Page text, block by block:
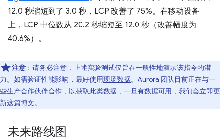
12.0 秒缩短到了 3.0 秒，LCP 改善了 75%。在移动设备
上，LCP 中位数从 20.2 秒缩短至 12.0 秒（改善幅度为
40.6%）。
注意 ：请务必注意，上述实验测试仅旨在一般性地演示该指令的潜
力。如需验证性能影响，最好使用现场数据。Aurora 团队目前正在与一
些生产合作伙伴合作，以获取此类数据，一旦有数据可用，我们会立即更
新这篇博文。
未来路线图